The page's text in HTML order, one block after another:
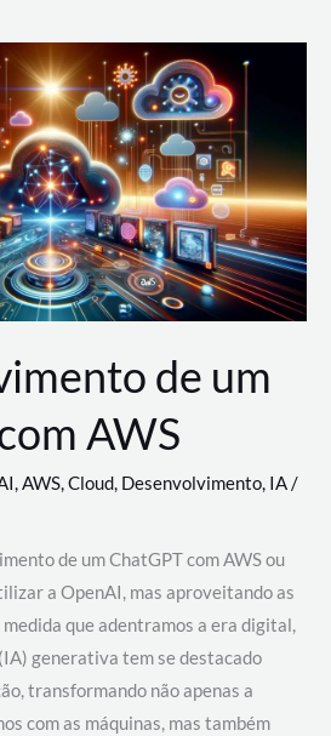
de um
AWS
,AWS,Cloud, Desenvolvimento, IA/
de um ChatGPT com AWS ou
a OpenAI, mas aproveitando as
que adentramos a era digital,
generativa tem se destacado
transformando não apenas a
com as máquinas, mas também